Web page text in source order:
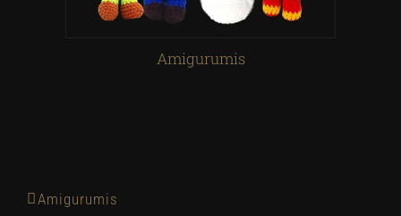
Amigurumis
Amigurumis